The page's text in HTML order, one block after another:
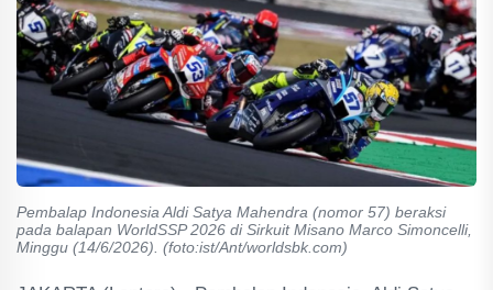
Pembalap Indonesia Aldi Satya Mahendra (nomor 57) beraksi
pada balapan WorldSSP 2026 di Sirkuit Misano Marco Simoncelli,
Minggu (14/6/2026). (foto:ist/Ant/worldsbk.com)